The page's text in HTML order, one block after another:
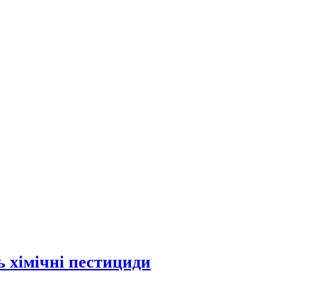
пестициди